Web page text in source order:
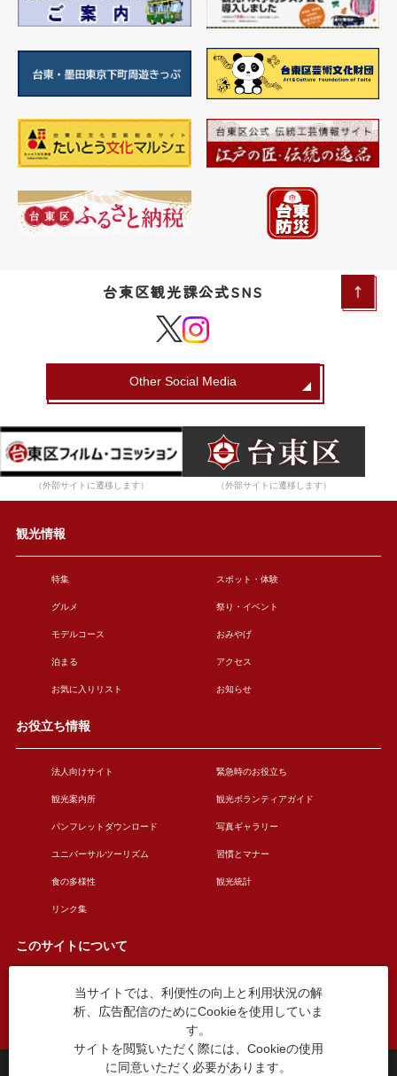
台東区観光課公式SNS
Other Social Media
（外部サイトに遷移します） （外部サイトに遷移します）
観光情報
特集 スポット・体験
グルメ 祭り・イベント
モデルコース おみやげ
泊まる アクセス
お気に入りリスト お知らせ
お役立ち情報
法人向けサイト 緊急時のお役立ち
観光案内所 観光ボランティアガイド
パンフレットダウンロード 写真ギャラリー
ユニバーサルツーリズム 習慣とマナー
食の多様性 観光統計
リンク集
このサイトについて
このサイトについて 広告掲載について
お問い合わせ
台東区役所観光課
当サイトでは、利便性の向上と利用状況の解
析、広告配信のためにCookieを使用していま
す。
サイトを閲覧いただく際には、Cookieの使用
に同意いただく必要があります。